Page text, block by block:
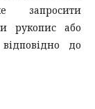
запросити
рукопис або
до